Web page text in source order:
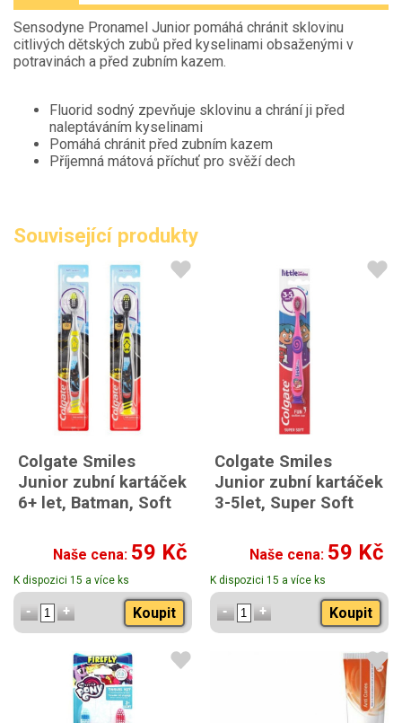
Sensodyne Pronamel Junior pomáhá chránit sklovinu
citlivých dětských zubů před kyselinami obsaženými v
potravinách a před zubním kazem.
Fluorid sodný zpevňuje sklovinu a chrání ji před
naleptáváním kyselinami
Pomáhá chránit před zubním kazem
Příjemná mátová příchuť pro svěží dech
Související produkty
Colgate Smiles
Junior zubní kartáček
6+ let, Batman, Soft
Naše cena: 59 Kč
K dispozici 15 a více ks
Koupit
Colgate Smiles
Junior zubní kartáček
3-5let, Super Soft
Naše cena: 59 Kč
K dispozici 15 a více ks
Koupit